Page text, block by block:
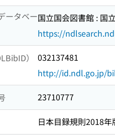
ータベー国立国会図書館 : 国
https://
）
032137481
http://id.ndl.go.jp/
23710777
日本目録規則2018年